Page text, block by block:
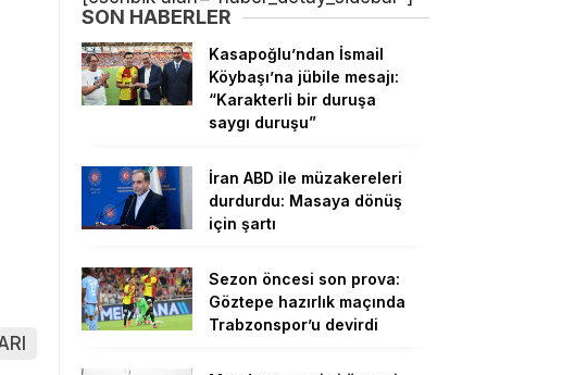
SON HABERLER
Kasapoğlu’ndan İsmail
Köybaşı’na jübile mesajı:
“Karakterli bir duruşa
saygı duruşu”
İran ABD ile müzakereleri
durdurdu: Masaya dönüş
için şartı
Sezon öncesi son prova:
Göztepe hazırlık maçında
Trabzonspor’u devirdi